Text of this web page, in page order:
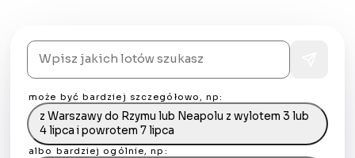
może być bardziej szczegółowo, np:
z Warszawy do Rzymu lub Neapolu z wylotem 3 lub
4 lipca i powrotem 7 lipca
albo bardziej ogólnie, np: